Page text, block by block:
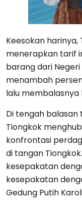
Keesokan
menerapkan tarif
barang dari
menambah
lalu membalasnya
Di tengah
Tiongkok
konfrontasi
di tangan
kesepakatan
kesepakatan
Gedung Putih